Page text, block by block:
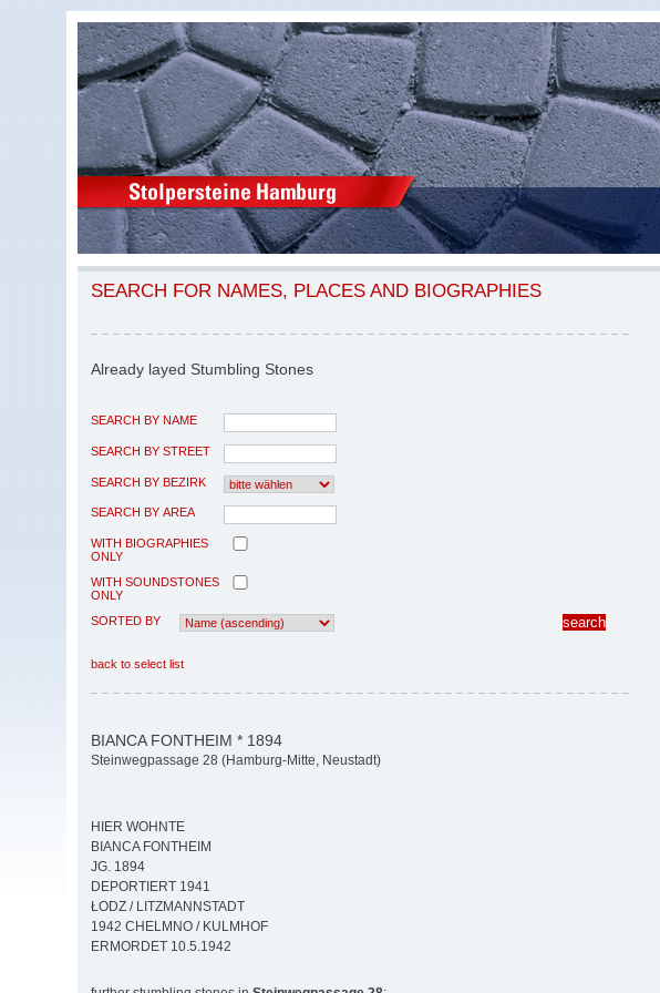
SEARCH FOR NAMES, PLACES AND BIOGRAPHIES
Already layed Stumbling Stones
SEARCH BY NAME
SEARCH BY STREET
SEARCH BY BEZIRK
SEARCH BY AREA
WITH BIOGRAPHIES
ONLY
WITH SOUNDSTONES
ONLY
SORTED BY
back to select list
BIANCA FONTHEIM * 1894
Steinwegpassage 28 (Hamburg-Mitte, Neustadt)
HIER WOHNTE
BIANCA FONTHEIM
JG. 1894
DEPORTIERT 1941
ŁODZ / LITZMANNSTADT
1942 CHELMNO / KULMHOF
ERMORDET 10.5.1942